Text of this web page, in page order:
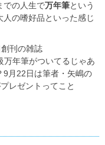
での人生で万年筆という
の嗜好品といった感じ
刊の雑誌
万年筆がついてるじゃあ
9月22日は筆者・矢嶋の
レゼントってこと